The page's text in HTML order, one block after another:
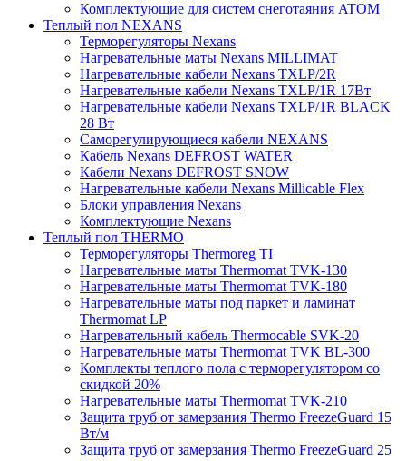
Комплектующие для систем снеготаяния ATOM
Теплый пол NEXANS
Терморегуляторы Nexans
Нагревательные маты Nexans MILLIMAT
Нагревательные кабели Nexans TXLP/2R
Нагревательные кабели Nexans TXLP/1R 17Вт
Нагревательные кабели Nexans TXLP/1R BLACK
28 Вт
Саморегулирующиеся кабели NEXANS
Кабель Nexans DEFROST WATER
Кабели Nexans DEFROST SNOW
Нагревательные кабели Nexans Millicable Flex
Блоки управления Nexans
Комплектующие Nexans
Теплый пол THERMO
Терморегуляторы Thermoreg TI
Нагревательные маты Thermomat TVK-130
Нагревательные маты Thermomat TVK-180
Нагревательные маты под паркет и ламинат
Thermomat LP
Нагревательный кабель Thermocable SVK-20
Нагревательные маты Thermomat TVK BL-300
Комплекты теплого пола с терморегулятором со
скидкой 20%
Нагревательные маты Thermomat TVK-210
Защита труб от замерзания Thermo FreezeGuard 15
Вт/м
Защита труб от замерзания Thermo FreezeGuard 25